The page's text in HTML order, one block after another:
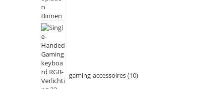
gaming-accessoires 10